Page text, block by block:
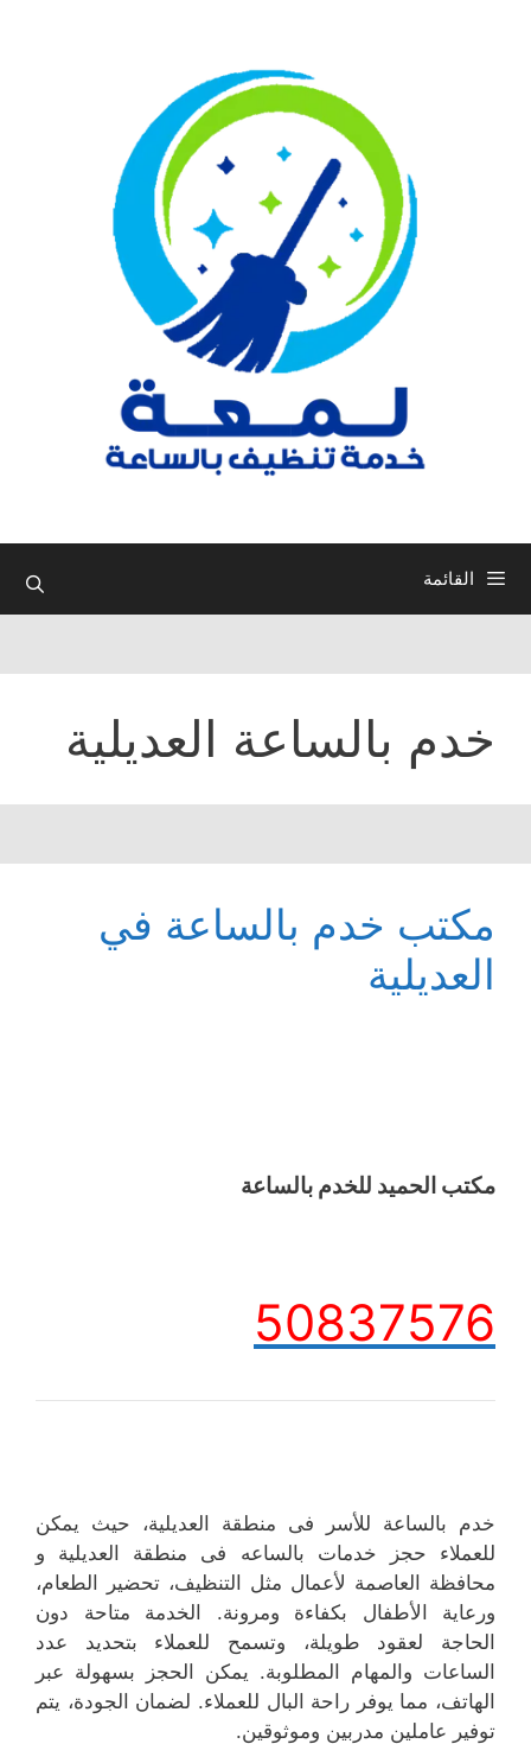
القائمة
خدم بالساعة العديلية
مكتب خدم بالساعة في
العديلية
مكتب الحميد للخدم بالساعة
50837576
خدم بالساعة للأسر فى منطقة العديلية، حيث يمكن
للعملاء حجز خدمات بالساعه فى منطقة العديلية و
محافظة العاصمة لأعمال مثل التنظيف، تحضير الطعام،
ورعاية الأطفال بكفاءة ومرونة. الخدمة متاحة دون
الحاجة لعقود طويلة، وتسمح للعملاء بتحديد عدد
الساعات والمهام المطلوبة. يمكن الحجز بسهولة عبر
الهاتف، مما يوفر راحة البال للعملاء. لضمان الجودة، يتم
توفير عاملين مدربين وموثوقين.